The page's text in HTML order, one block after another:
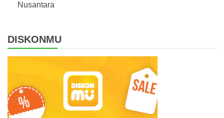
Nusantara
DISKONMU